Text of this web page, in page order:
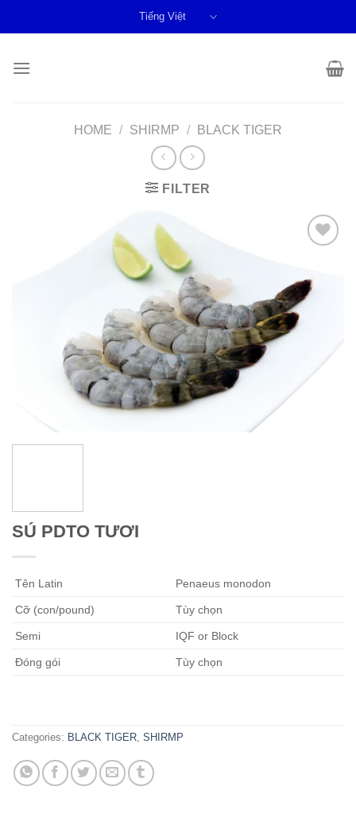
Tiếng Việt
HOME / SHIRMP / BLACK TIGER
FILTER
SÚ PDTO TƯƠI
Tên Latin Penaeus monodon
Cỡ (con/pound) Tùy chọn
Semi IQF or Block
Đóng gói Tùy chọn
Categories: BLACK TIGER SHIRMP